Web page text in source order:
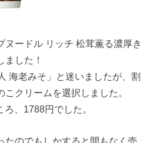
ヌードル リッチ 松茸薫る濃厚き
した！
海老みそ」と迷いましたが、割
クリームを選択しました。
、1788円でした。
たのでもしかすると間もなく売